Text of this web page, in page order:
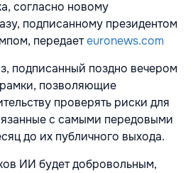
согласно новому
подписанному президентом
передаетeuronews.com
подписанный поздно вечером
позволяющие
проверять риски для
с самыми передовыми
до их публичного выхода.
ИИ будет добровольным,